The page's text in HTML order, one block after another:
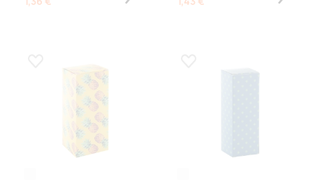
Lisa lemmikuks